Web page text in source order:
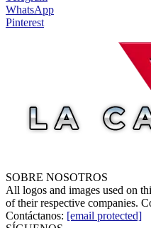
WhatsApp
Pinterest
SOBRE NOSOTROS
All logos and images used on
of their respective companies.
Contáctanos: [email protected]